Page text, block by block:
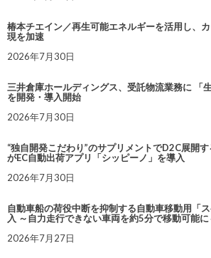
椿本チエイン／再生可能エネルギーを活用し、
現を加速
2026年7月30日
三井倉庫ホールディングス、受託物流業務に 「
を開発・導入開始
2026年7月30日
“独自開発こだわり”のサプリメントでD2C展開す
がEC自動出荷アプリ「シッピーノ」を導入
2026年7月30日
自動車船の荷役中断を抑制する自動車移動用「
入 ～自力走行できない車両を約5分で移動可能に
2026年7月27日